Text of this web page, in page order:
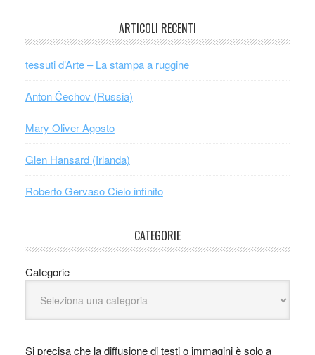
ARTICOLI RECENTI
tessuti d’Arte – La stampa a ruggine
Anton Čechov (Russia)
Mary Oliver Agosto
Glen Hansard (Irlanda)
Roberto Gervaso Cielo infinito
CATEGORIE
Categorie
Si precisa che la diffusione di testi o immagini è solo a